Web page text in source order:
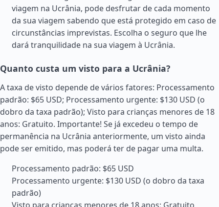
viagem na Ucrânia, pode desfrutar de cada momento
da sua viagem sabendo que está protegido em caso de
circunstâncias imprevistas. Escolha o seguro que lhe
dará tranquilidade na sua viagem à Ucrânia.
Quanto custa um visto para a Ucrânia?
A taxa de visto depende de vários fatores: Processamento
padrão: $65 USD; Processamento urgente: $130 USD (o
dobro da taxa padrão); Visto para crianças menores de 18
anos: Gratuito. Importante! Se já excedeu o tempo de
permanência na Ucrânia anteriormente, um visto ainda
pode ser emitido, mas poderá ter de pagar uma multa.
Processamento padrão: $65 USD
Processamento urgente: $130 USD (o dobro da taxa
padrão)